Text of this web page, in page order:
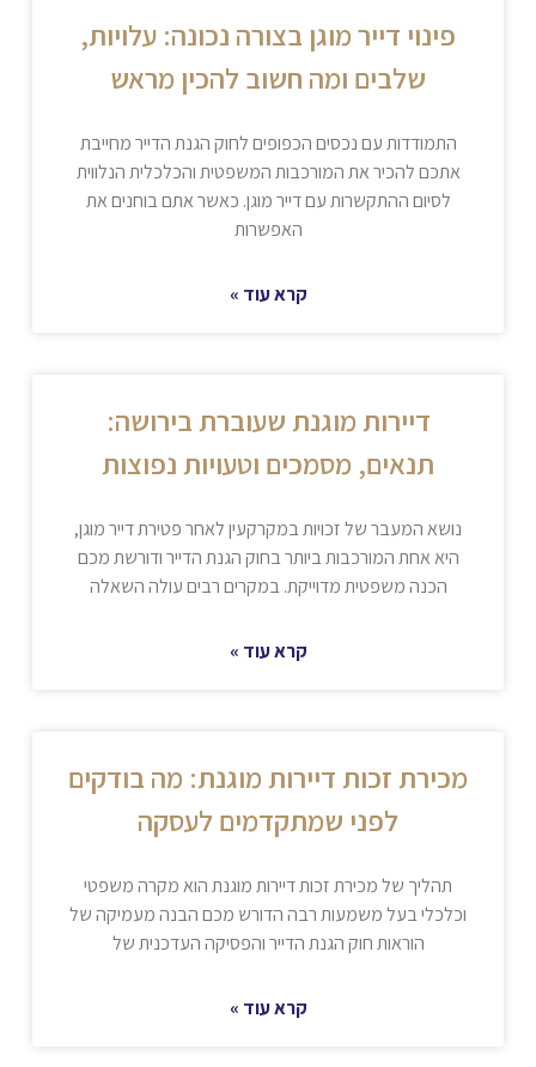
פינוי דייר מוגן בצורה נכונה: עלויות,
שלבים ומה חשוב להכין מראש
התמודדות עם נכסים הכפופים לחוק הגנת הדייר מחייבת
אתכם להכיר את המורכבות המשפטית והכלכלית הנלווית
לסיום ההתקשרות עם דייר מוגן. כאשר אתם בוחנים את
האפשרות
קרא עוד »
דיירות מוגנת שעוברת בירושה:
תנאים, מסמכים וטעויות נפוצות
נושא המעבר של זכויות במקרקעין לאחר פטירת דייר מוגן,
היא אחת המורכבות ביותר בחוק הגנת הדייר ודורשת מכם
הכנה משפטית מדוייקת. במקרים רבים עולה השאלה
קרא עוד »
מכירת זכות דיירות מוגנת: מה בודקים
לפני שמתקדמים לעסקה
תהליך של מכירת זכות דיירות מוגנת הוא מקרה משפטי
וכלכלי בעל משמעות רבה הדורש מכם הבנה מעמיקה של
הוראות חוק הגנת הדייר והפסיקה העדכנית של
קרא עוד »